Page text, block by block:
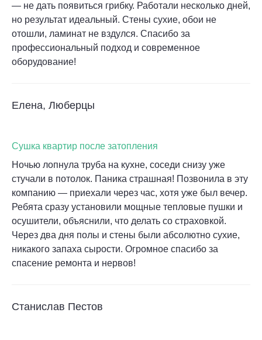
— не дать появиться грибку. Работали несколько дней,
но результат идеальный. Стены сухие, обои не
отошли, ламинат не вздулся. Спасибо за
профессиональный подход и современное
оборудование!
Елена, Люберцы
Сушка квартир после затопления
Ночью лопнула труба на кухне, соседи снизу уже
стучали в потолок. Паника страшная! Позвонила в эту
компанию — приехали через час, хотя уже был вечер.
Ребята сразу установили мощные тепловые пушки и
осушители, объяснили, что делать со страховкой.
Через два дня полы и стены были абсолютно сухие,
никакого запаха сырости. Огромное спасибо за
спасение ремонта и нервов!
Станислав Пестов